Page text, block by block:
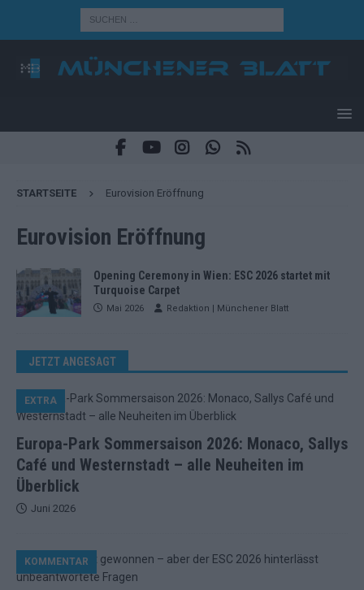
STARTSEITE Eurovision Eröffnung
Eurovision Eröffnung
Opening Ceremony in Wien: ESC 2026 startet mit
Turquoise Carpet
Mai 2026 Redaktion | Münchener Blatt
JETZT ANGESAGT
Europa-Park Sommersaison 2026: Monaco, Sallys
Café und Westernstadt – alle Neuheiten im
Überblick
EXTRA
Juni 2026
KOMMENTAR